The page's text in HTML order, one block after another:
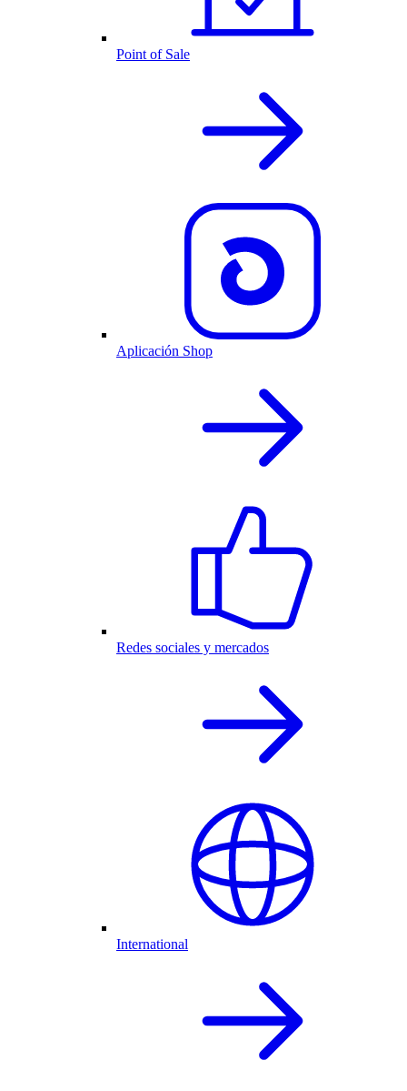
Point of Sale
Aplicación Shop
Redes sociales y mercados
International